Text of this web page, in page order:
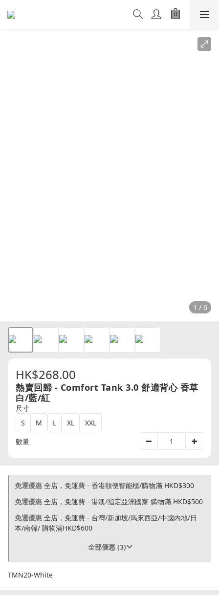
1 / 6
HK$268.00
熱賣回歸 - Comfort Tank 3.0 舒適背心 香草
白/藍/紅
尺寸
S
M L XL
XXL
數量
免運優惠 全店，免運費 - 香港順便智能櫃/購物滿 HKD$300
免運優惠 全店，免運費 - 港澳/指定亞洲國家 購物滿 HKD$500
免運優惠 全店，免運費 - 台灣/新加坡/馬來西亞/中國內地/日
本/南韓/ 購物滿HKD$600
全部優惠 (3)
TMN20-White